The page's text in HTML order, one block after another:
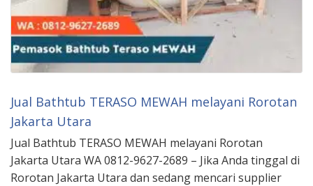
Jual Bathtub TERASO MEWAH melayani Rorotan
Jakarta Utara
Jual Bathtub TERASO MEWAH melayani Rorotan
Jakarta Utara WA 0812-9627-2689 – Jika Anda tinggal di
Rorotan Jakarta Utara dan sedang mencari supplier